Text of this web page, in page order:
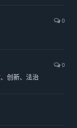
0
0
创新、法治